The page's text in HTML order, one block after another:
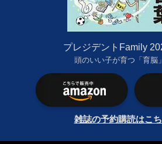
プレジデントFamily
頭のいい子が育つ「育脳
雑誌の予約購読はこ